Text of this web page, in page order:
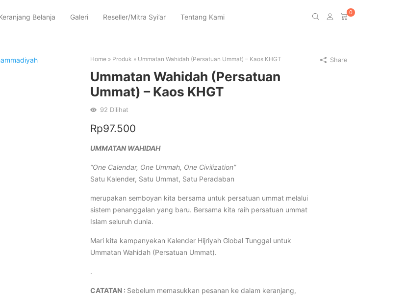
Belanja Galeri Reseller/Mitra Syi’ar Tentang Kami
0
Home » Produk » Ummatan Wahidah (Persatuan Ummat) – Kaos KHGT
Ummatan Wahidah (Persatuan
Ummat) – Kaos KHGT
92 Dilihat
Rp97.500
UMMATAN WAHIDAH
“One Calendar, One Ummah, One Civilization”
Satu Kalender, Satu Ummat, Satu Peradaban
merupakan semboyan kita bersama untuk persatuan ummat melalui
sistem penanggalan yang baru. Bersama kita raih persatuan ummat
Islam seluruh dunia.
Mari kita kampanyekan Kalender Hijriyah Global Tunggal untuk
Ummatan Wahidah (Persatuan Ummat).
.
CATATAN : Sebelum memasukkan pesanan ke dalam keranjang,
Share